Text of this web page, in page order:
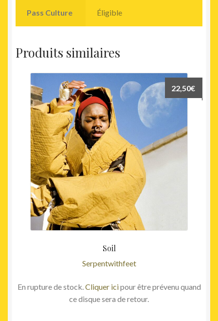
Pass Culture Éligible
Produits similaires
Soil
Serpentwithfeet
22,50€
En rupture de stock. Cliquer icipour être prévenu quand
ce disque sera de retour.